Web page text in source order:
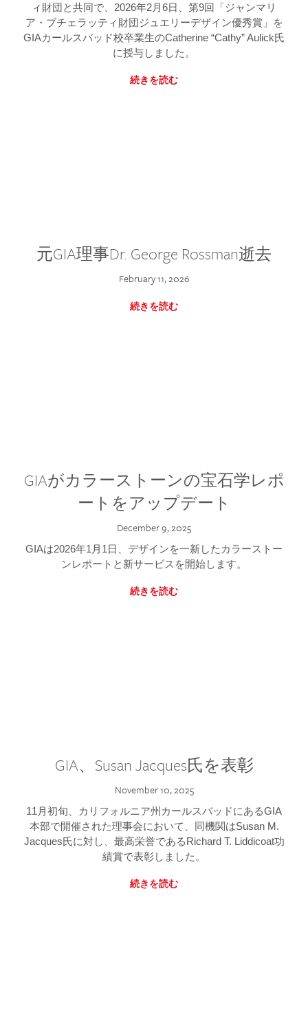
ィ財団と共同で、2026年2月6日、第9回「ジャンマリ
ア・ブチェラッティ財団ジュエリーデザイン優秀賞」を
GIAカールスバッド校卒業生のCatherine “Cathy” Aulick氏
に授与しました。
続きを読む
元GIA理事Dr. George Rossman逝去
February 11, 2026
続きを読む
GIAがカラーストーンの宝石学レポ
ートをアップデート
December 9, 2025
GIAは2026年1月1日、デザインを一新したカラーストー
ンレポートと新サービスを開始します。
続きを読む
GIA、Susan Jacques氏を表彰
November 10, 2025
11月初旬、カリフォルニア州カールスバッドにあるGIA
本部で開催された理事会において、同機関はSusan M.
Jacques氏に対し、最高栄誉であるRichard T. Liddicoat功
績賞で表彰しました。
続きを読む